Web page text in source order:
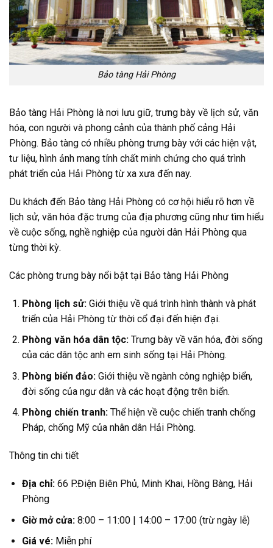
Bảo tàng Hải Phòng
Bảo tàng Hải Phòng là nơi lưu giữ, trưng bày về lịch sử, văn
hóa, con người và phong cảnh của thành phố cảng Hải
Phòng. Bảo tàng có nhiều phòng trưng bày với các hiện vật,
tư liệu, hình ảnh mang tính chất minh chứng cho quá trình
phát triển của Hải Phòng từ xa xưa đến nay.
Du khách đến Bảo tàng Hải Phòng có cơ hội hiểu rõ hơn về
lịch sử, văn hóa đặc trưng của địa phương cũng như tìm hiểu
về cuộc sống, nghề nghiệp của người dân Hải Phòng qua
từng thời kỳ.
Các phòng trưng bày nổi bật tại Bảo tàng Hải Phòng
Phòng lịch sử:Giới thiệu về quá trình hình thành và phát
triển của Hải Phòng từ thời cổ đại đến hiện đại.
Phòng văn hóa dân tộc:Trưng bày về văn hóa, đời sống
của các dân tộc anh em sinh sống tại Hải Phòng.
Phòng biển đảo:Giới thiệu về ngành công nghiệp biển,
đời sống của ngư dân và các hoạt động trên biển.
Phòng chiến tranh:Thể hiện về cuộc chiến tranh chống
Pháp, chống Mỹ của nhân dân Hải Phòng.
Thông tin chi tiết
Địa chỉ:66 P.Điện Biên Phủ, Minh Khai, Hồng Bàng, Hải
Phòng
Giờ mở cửa:8:00 – 11:00 | 14:00 – 17:00 (trừ ngày lễ)
Giá vé:Miễn phí